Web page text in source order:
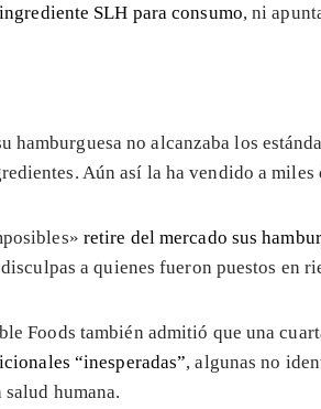
SLH para consumo, ni
hamburguesa no alcanzaba los
Aún así la ha vendido a miles
retire del mercado sus
a quienes fueron puestos en
Foods también admitió que una
“inesperadas”, algunas no
humana.